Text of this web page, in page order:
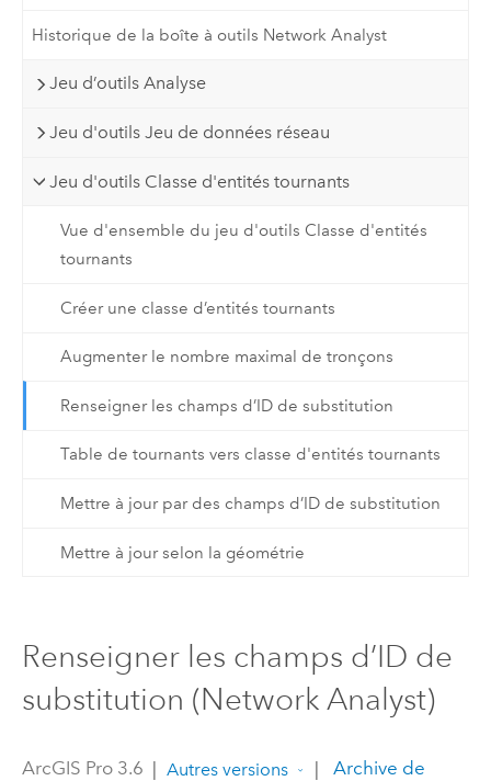
Historique de la boîte à outils Network Analyst
Jeu d’outils Analyse
Jeu d'outils Jeu de données réseau
Jeu d'outils Classe d'entités tournants
Vue d'ensemble du jeu d'outils Classe d'entités
tournants
Créer une classe d’entités tournants
Augmenter le nombre maximal de tronçons
Renseigner les champs d’ID de substitution
Table de tournants vers classe d'entités tournants
Mettre à jour par des champs d’ID de substitution
Mettre à jour selon la géométrie
Renseigner les champs d’ID de
substitution (Network Analyst)
ArcGIS Pro 3.6 | Autres versions |
Archive de